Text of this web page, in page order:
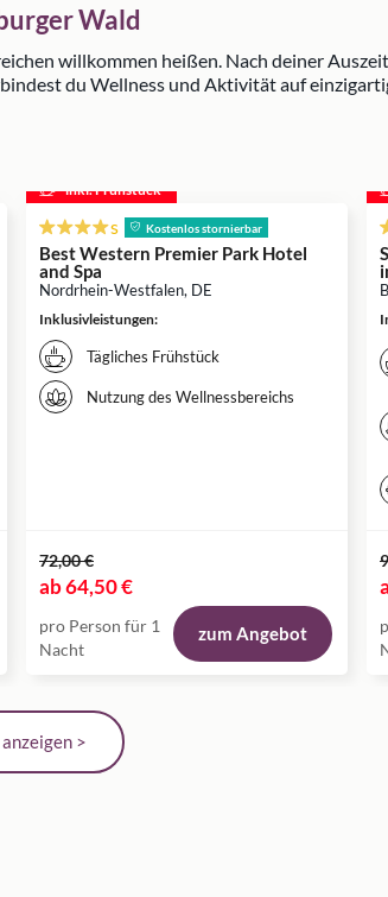
Wald
willkommen heißen. Nach deiner
du Wellness und Aktivität auf
inkl. Frühstück
s Kostenlos stornierbar
Best Western Premier Park Hotel
and Spa
Nordrhein-Westfalen, DE
Inklusivleistungen:
Tägliches Frühstück
Nutzung des Wellnessbereichs
72,00 €
ab64,50 €
pro Person für 1
Nacht
zum Angebot
>